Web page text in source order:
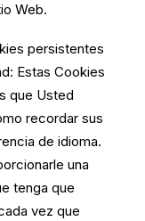
Web.
persistentes
Estas Cookies
que Usted
recordar sus
de idioma.
una
tenga que
vez que